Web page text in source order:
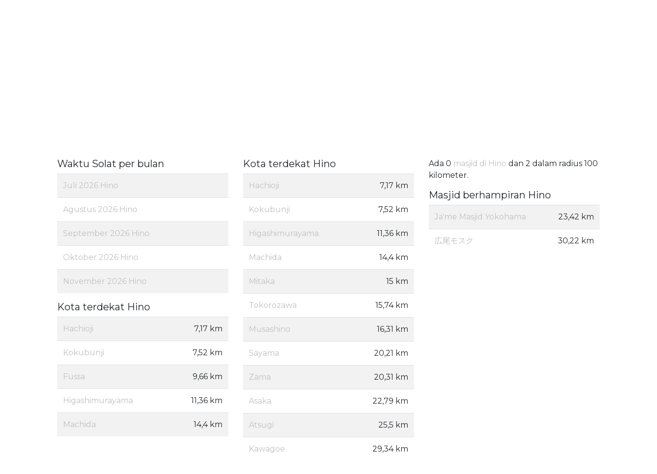
Waktu Solat per bulan
Juli 2026 Hino
Agustus 2026 Hino
September 2026 Hino
Oktober 2026 Hino
November 2026 Hino
Kota terdekat Hino
Hachioji 7,17 km
Kokubunji 7,52 km
Fussa 9,66 km
Higashimurayama 11,36 km
Machida 14,4 km
Kota terdekat Hino
Hachioji 7,17 km
Kokubunji 7,52 km
Higashimurayama 11,36 km
Machida 14,4 km
Mitaka 15 km
Tokorozawa 15,74 km
Musashino 16,31 km
Sayama 20,21 km
Zama 20,31 km
Asaka 22,79 km
Atsugi 25,5 km
Kawagoe 29,34 km
Ada 0 masjid di Hino dan 2 dalam radius 100
kilometer.
Masjid berhampiran Hino
Ja'me Masjid Yokohama 23,42 km
広尾モスク 30,22 km